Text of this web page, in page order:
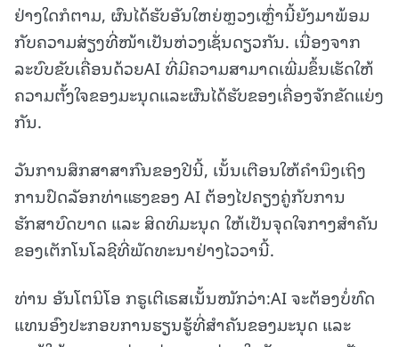
ຢ່າງໃດກໍຕາມ, ຜົນໄດ້ຮັບອັນໃຫຍ່ຫຼວງເຫຼົ່ານີ້ຍັງມາພ້ອມ
ກັບຄວາມສ່ຽງທີ່ໜ້າເປັນຫ່ວງເຊັ່ນດຽວກັນ. ເນື່ອງຈາກ
ລະບົບຂັບເຄື່ອນດ້ວຍAI ທີ່ມີຄວາມສາມາດເພີ່ມຂຶ້ນເຮັດໃຫ້
ຄວາມຕັ້ງໃຈຂອງມະນຸດແລະຜົນໄດ້ຮັບຂອງເຄື່ອງຈັກຂັດແຍ່ງ
ກັນ.
ວັນການສຶກສາສາກົນຂອງປີນີ້, ເນັ້ນເຕືອນໃຫ້ຄຳນຶງເຖິງ
ການປົດລັອກທ່າແຮງຂອງ AI ຕ້ອງໄປຄຽງຄູ່ກັບການ
ຮັກສາບົດບາດ ແລະ ສິດທິມະນຸດ ໃຫ້ເປັນຈຸດໃຈກາງສຳຄັນ
ຂອງເຕັກໂນໂລຊີທີ່ພັດທະນາຢ່າງໄວວານີ້.
ທ່ານ ອັນໂຕນິໂອ ກຣູເຕີເຣສເນັ້ນໜັກວ່າ:AI ຈະຕ້ອງບໍ່ທົດ
ແທນອົງປະກອບການຮຽນຮູ້ທີ່ສໍາຄັນຂອງມະນຸດ ແລະ